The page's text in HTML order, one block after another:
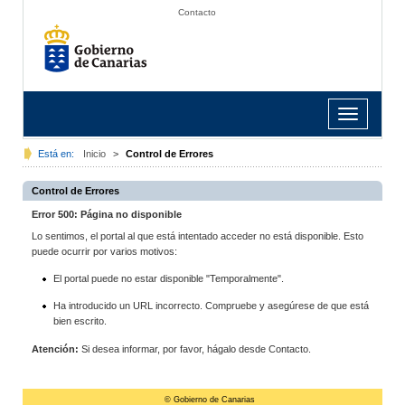
Contacto
Toggle
navigation
Está en: Inicio > Control de Errores
Control de Errores
Error 500: Página no disponible
Lo sentimos, el portal al que está intentado acceder no está disponible. Esto
puede ocurrir por varios motivos:
El portal puede no estar disponible "Temporalmente".
Ha introducido un URL incorrecto. Compruebe y asegúrese de que está
bien escrito.
Atención: Si desea informar, por favor, hágalo desde Contacto.
© Gobierno de Canarias